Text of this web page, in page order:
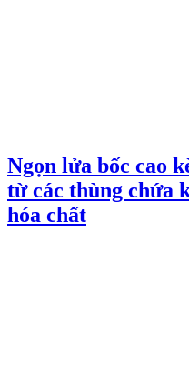
Ngọn lửa bốc cao
từ các thùng chứa
hóa chất